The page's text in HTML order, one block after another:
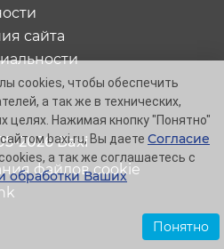
2026 Baxi
сайта
файлов cookie
cookies, чтобы обеспечить
а так же в технических,
целях. Нажимая кнопку "Понятно"
baxi.ru, Вы даете Согласие
а так же соглашаетесь с
обработки Ваших
Понятно